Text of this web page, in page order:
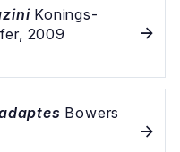
Konings-
2009
Bowers